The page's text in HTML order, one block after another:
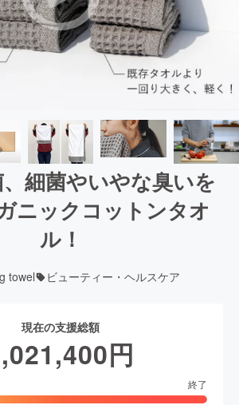
細菌やいやな臭いを
ニックコットンタオ
ル！
towel ビューティー・ヘルスケア
現在の支援総額
円
終了